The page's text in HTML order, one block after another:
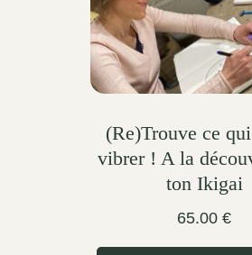
(Re)Trouve ce
vibrer ! A la
ton Ikigai
65.00€